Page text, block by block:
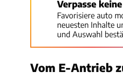
Verpasse
Favorisiere auto
neuesten Inhalte
und Auswahl
Vom E-Antrieb